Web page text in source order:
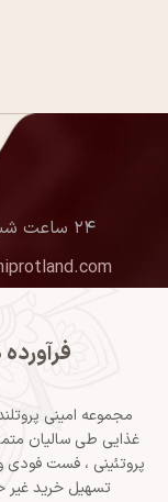
۲۴ ساعت شبانه روز و ۷ روز هفته همراه شماییم
مجموعه امینی
غذایی طی سالیان
پروتئینی ، فست فودی
تسهیل خرید غیر